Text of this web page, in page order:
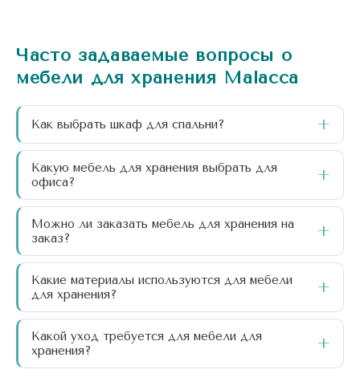
Часто задаваемые вопросы о
мебели для хранения Malacca
Как выбрать шкаф для спальни?
Какую мебель для хранения выбрать для
офиса?
Можно ли заказать мебель для хранения на
заказ?
Какие материалы используются для мебели
для хранения?
Какой уход требуется для мебели для
хранения?